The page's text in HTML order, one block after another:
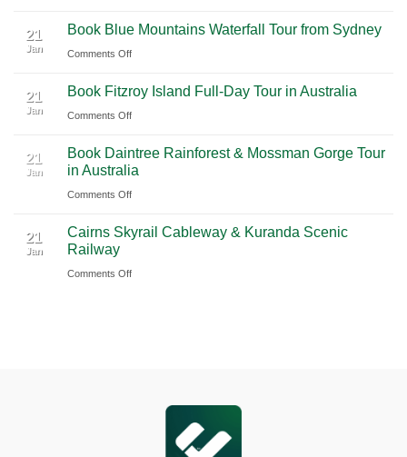
Tulum
Pudong
International
(PVG)
Airport
Guide
|
Book
Service
with
Ciiclo
21
Jan
Book Blue Mountains Waterfall Tour from Sydney
Comments Offon
Blue
Mountains
Tour
from
Sydney
21
Jan
Book Fitzroy Island Full-Day Tour in Australia
Comments Offon
Fitzroy
Island
Full-
Tour
Australia
21
Jan
Book Daintree Rainforest & Mossman Gorge Tour
in Australia
Comments Offon
Daintree
&
21
Jan
Cairns Skyrail Cableway & Kuranda Scenic
Railway
Comments Offon